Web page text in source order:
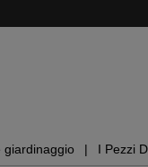
giardinaggio I Pezzi